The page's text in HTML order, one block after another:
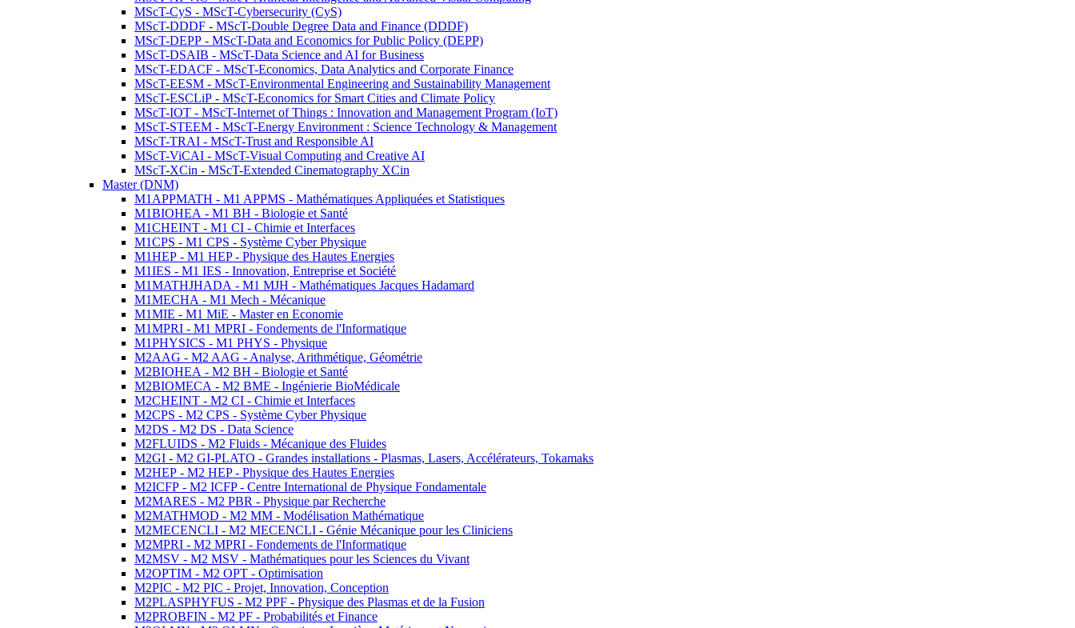
MScT-CyS - MScT-Cybersecurity (CyS)
MScT-DDDF - MScT-Double Degree Data and Finance (DDDF)
MScT-DEPP - MScT-Data and Economics for Public Policy (DEPP)
MScT-DSAIB - MScT-Data Science and AI for Business
MScT-EDACF - MScT-Economics, Data Analytics and Corporate Finance
MScT-EESM - MScT-Environmental Engineering and Sustainability Management
MScT-ESCLiP - MScT-Economics for Smart Cities and Climate Policy
MScT-IOT - MScT-Internet of Things : Innovation and Management Program (IoT)
MScT-STEEM - MScT-Energy Environment : Science Technology & Management
MScT-TRAI - MScT-Trust and Responsible AI
MScT-ViCAI - MScT-Visual Computing and Creative AI
MScT-XCin - MScT-Extended Cinematography XCin
Master (DNM)
M1APPMATH - M1 APPMS - Mathématiques Appliquées et Statistiques
M1BIOHEA - M1 BH - Biologie et Santé
M1CHEINT - M1 CI - Chimie et Interfaces
M1CPS - M1 CPS - Système Cyber Physique
M1HEP - M1 HEP - Physique des Hautes Energies
M1IES - M1 IES - Innovation, Entreprise et Société
M1MATHJHADA - M1 MJH - Mathématiques Jacques Hadamard
M1MECHA - M1 Mech - Mécanique
M1MIE - M1 MiE - Master en Economie
M1MPRI - M1 MPRI - Fondements de l'Informatique
M1PHYSICS - M1 PHYS - Physique
M2AAG - M2 AAG - Analyse, Arithmétique, Géométrie
M2BIOHEA - M2 BH - Biologie et Santé
M2BIOMECA - M2 BME - Ingénierie BioMédicale
M2CHEINT - M2 CI - Chimie et Interfaces
M2CPS - M2 CPS - Système Cyber Physique
M2DS - M2 DS - Data Science
M2FLUIDS - M2 Fluids - Mécanique des Fluides
M2GI - M2 GI-PLATO - Grandes installations - Plasmas, Lasers, Accélérateurs, Tokamaks
M2HEP - M2 HEP - Physique des Hautes Energies
M2ICFP - M2 ICFP - Centre International de Physique Fondamentale
M2MARES - M2 PBR - Physique par Recherche
M2MATHMOD - M2 MM - Modélisation Mathématique
M2MECENCLI - M2 MECENCLI - Génie Mécanique pour les Cliniciens
M2MPRI - M2 MPRI - Fondements de l'Informatique
M2MSV - M2 MSV - Mathématiques pour les Sciences du Vivant
M2OPTIM - M2 OPT - Optimisation
M2PIC - M2 PIC - Projet, Innovation, Conception
M2PLASPHYFUS - M2 PPF - Physique des Plasmas et de la Fusion
M2PROBFIN - M2 PF - Probabilités et Finance